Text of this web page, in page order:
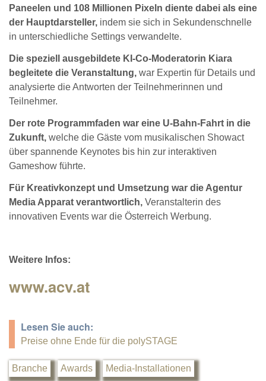
Paneelen und 108 Millionen Pixeln diente dabei als eine
der Hauptdarsteller, indem sie sich in Sekundenschnelle
in unterschiedliche Settings verwandelte.
Die speziell ausgebildete KI-Co-Moderatorin Kiara
begleitete die Veranstaltung, war Expertin für Details und
analysierte die Antworten der Teilnehmerinnen und
Teilnehmer.
Der rote Programmfaden war eine U-Bahn-Fahrt in die
Zukunft, welche die Gäste vom musikalischen Showact
über spannende Keynotes bis hin zur interaktiven
Gameshow führte.
Für Kreativkonzept und Umsetzung war die Agentur
Media Apparat verantwortlich, Veranstalterin des
innovativen Events war die Österreich Werbung.
Weitere Infos:
www.acv.at
Lesen Sie auch:
Preise ohne Ende für die polySTAGE
Branche Awards Media-Installationen